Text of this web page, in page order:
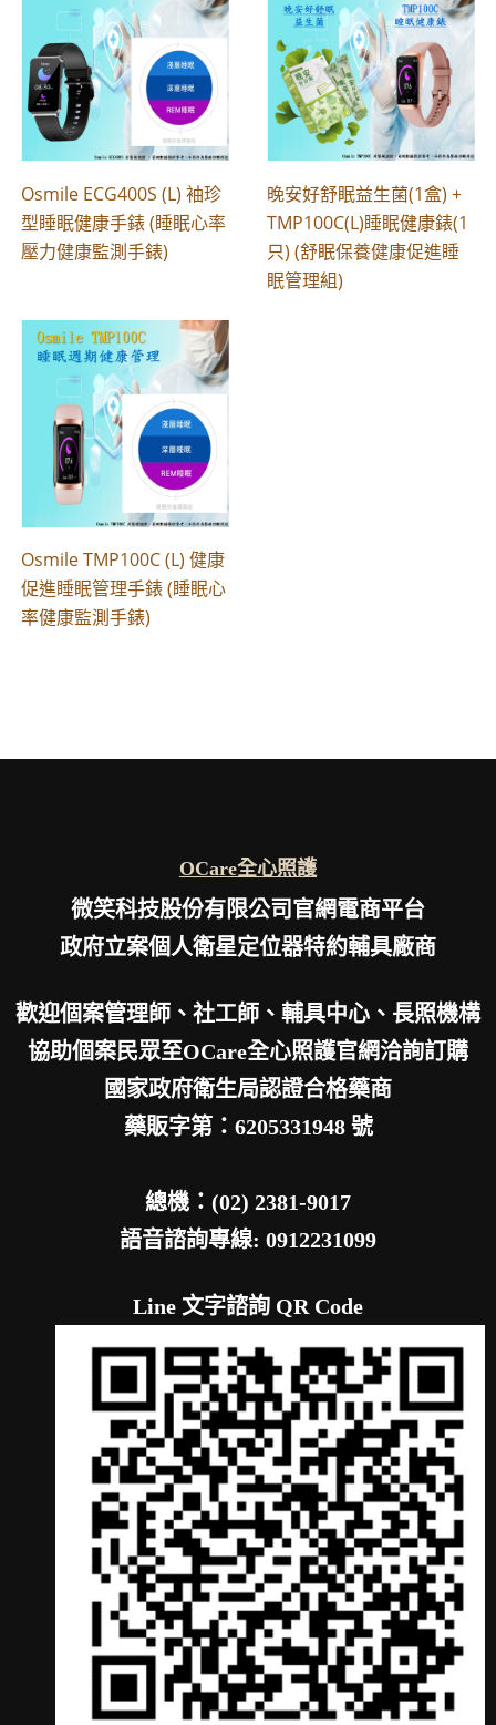
Osmile ECG400S (L) 袖珍
型睡眠健康手錶 (睡眠心率
壓力健康監測手錶)
晚安好舒眠益生菌(1盒) +
TMP100C(L)睡眠健康錶(1
只) (舒眠保養健康促進睡
眠管理組)
Osmile TMP100C (L) 健康
促進睡眠管理手錶 (睡眠心
率健康監測手錶)
OCare全心照護
微笑科技股份有限公司官網電商平台
政府立案個人衛星定位器特約輔具廠商
歡迎個案管理師、社工師、輔具中心、長照機構
協助個案民眾至OCare全心照護官網洽詢訂購
國家政府衛生局認證合格藥商
藥販字第：6205331948 號
總機：(02) 2381-9017
語音諮詢專線: 0912231099
Line 文字諮詢 QR Code